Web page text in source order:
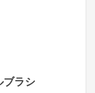
ブラシ